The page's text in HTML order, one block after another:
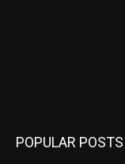
POPULAR POSTS